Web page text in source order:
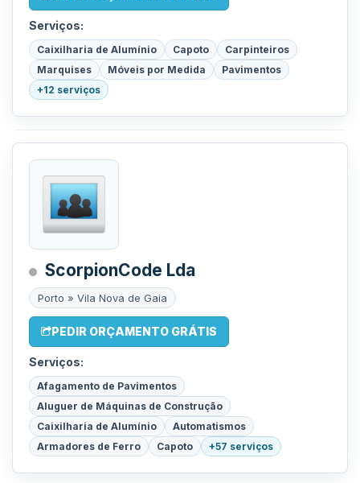
Serviços:
Caixilharia de Alumínio Capoto
Carpinteiros
Marquises
Móveis por Medida
Pavimentos
+12 serviços
ScorpionCode Lda
Porto » Vila Nova de Gaia
PEDIR ORÇAMENTO GRÁTIS
Serviços:
Afagamento de Pavimentos
Aluguer de Máquinas de Construção
Caixilharia de Alumínio
Automatismos
Armadores de Ferro
Capoto +57 serviços